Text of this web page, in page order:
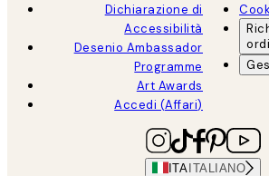
Dichiarazione di
Accessibilità
Desenio Ambassador
Programme
Art Awards
Accedi (Affari)
ITAITALIANO